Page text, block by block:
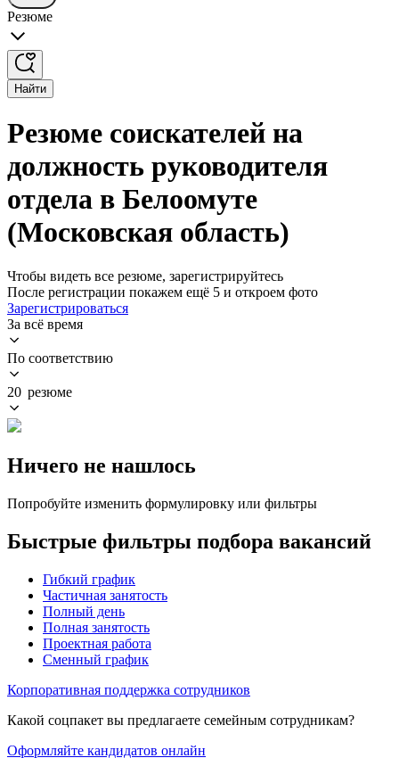
Резюме
Найти
Резюме соискателей на
должность руководителя
отдела в Белоомуте
(Московская область)
Чтобы видеть все резюме, зарегистрируйтесь
После регистрации покажем ещё 5 и откроем фото
Зарегистрироваться
За всё время
По соответствию
20 резюме
Ничего не нашлось
Попробуйте изменить формулировку или фильтры
Быстрые фильтры подбора вакансий
Гибкий график
Частичная занятость
Полный день
Полная занятость
Проектная работа
Сменный график
Корпоративная поддержка сотрудников
Какой соцпакет вы предлагаете семейным сотрудникам?
Оформляйте кандидатов онлайн